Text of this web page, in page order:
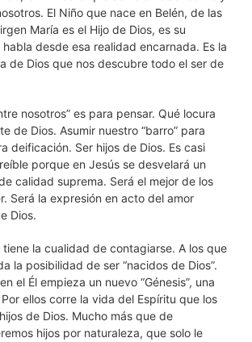
El Niño que nace en Belén, de las
María es el Hijo de Dios, es su
desde esa realidad encarnada. Es la
de Dios que nos descubre todo el ser de
nosotros” es para pensar. Qué locura
de Dios. Asumir nuestro “barro” para
deificación. Ser hijos de Dios. Es casi
porque en Jesús se desvelará un
calidad suprema. Será el mejor de los
Será la expresión en acto del amor
Dios.
tiene la cualidad de contagiarse. A los que
la posibilidad de ser “nacidos de Dios”.
el Él empieza un nuevo “Génesis”, una
ellos corre la vida del Espíritu que los
de Dios. Mucho más que de
hijos por naturaleza, que solo le